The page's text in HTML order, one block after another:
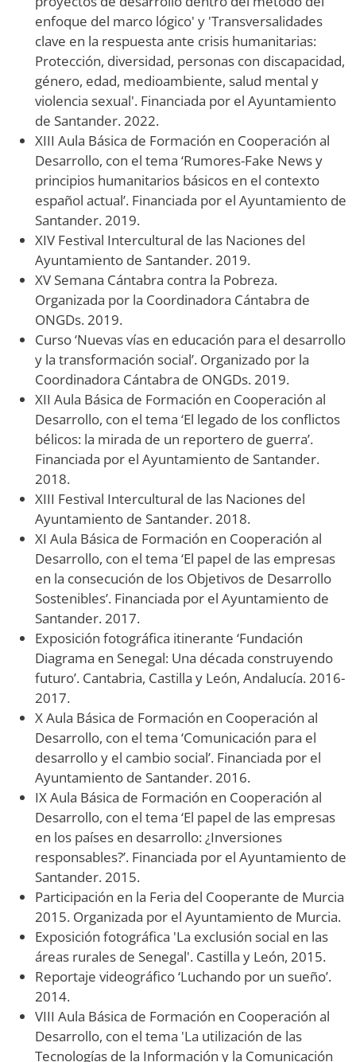
enfoque del marco lógico' y 'Transversalidades
clave en la respuesta ante crisis humanitarias:
Protección, diversidad, personas con discapacidad,
género, edad, medioambiente, salud mental y
violencia sexual'. Financiada por el Ayuntamiento
de Santander. 2022.
XIII Aula Básica de Formación en Cooperación al
Desarrollo, con el tema ‘Rumores-Fake News y
principios humanitarios básicos en el contexto
español actual’. Financiada por el Ayuntamiento de
Santander. 2019.
XIV Festival Intercultural de las Naciones del
Ayuntamiento de Santander. 2019.
XV Semana Cántabra contra la Pobreza.
Organizada por la Coordinadora Cántabra de
ONGDs. 2019.
Curso ‘Nuevas vías en educación para el desarrollo
y la transformación social’. Organizado por la
Coordinadora Cántabra de ONGDs. 2019.
XII Aula Básica de Formación en Cooperación al
Desarrollo, con el tema ‘El legado de los conflictos
bélicos: la mirada de un reportero de guerra’.
Financiada por el Ayuntamiento de Santander.
2018.
XIII Festival Intercultural de las Naciones del
Ayuntamiento de Santander. 2018.
XI Aula Básica de Formación en Cooperación al
Desarrollo, con el tema ‘El papel de las empresas
en la consecución de los Objetivos de Desarrollo
Sostenibles’. Financiada por el Ayuntamiento de
Santander. 2017.
Exposición fotográfica itinerante ‘Fundación
Diagrama en Senegal: Una década construyendo
futuro’. Cantabria, Castilla y León, Andalucía. 2016-
2017.
X Aula Básica de Formación en Cooperación al
Desarrollo, con el tema ‘Comunicación para el
desarrollo y el cambio social’. Financiada por el
Ayuntamiento de Santander. 2016.
IX Aula Básica de Formación en Cooperación al
Desarrollo, con el tema ‘El papel de las empresas
en los países en desarrollo: ¿Inversiones
responsables?’. Financiada por el Ayuntamiento de
Santander. 2015.
Participación en la Feria del Cooperante de Murcia
2015. Organizada por el Ayuntamiento de Murcia.
Exposición fotográfica 'La exclusión social en las
áreas rurales de Senegal'. Castilla y León, 2015.
Reportaje videográfico ‘Luchando por un sueño’.
2014.
VIII Aula Básica de Formación en Cooperación al
Desarrollo, con el tema 'La utilización de las
Tecnologías de la Información y la Comunicación